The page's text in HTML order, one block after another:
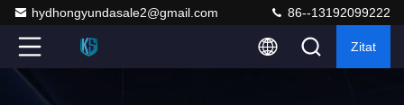
hydhongyundasale2@gmail.com 86--13192099222
Zitat